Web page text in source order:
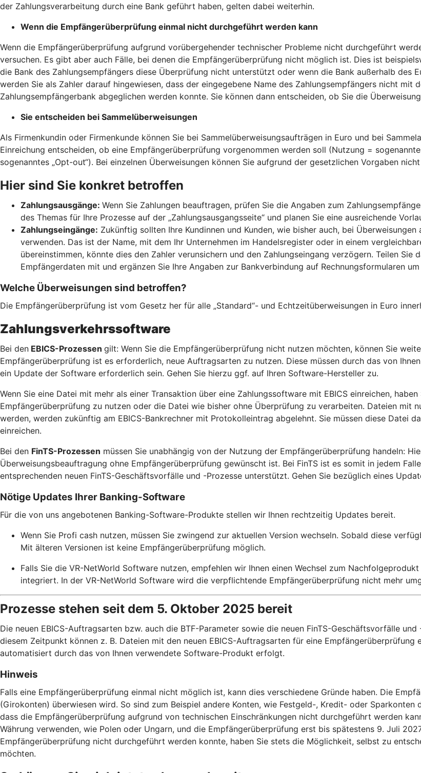
der Zahlungsverarbeitung durch eine Bank geführt haben, gelten dabei weiterhin.
Wenn die Empfängerüberprüfung einmal nicht durchgeführt werden kann
Wenn die Empfängerüberprüfung aufgrund vorübergehender technischer Probleme nicht durchgeführt
versuchen. Es gibt aber auch Fälle, bei denen die Empfängerüberprüfung nicht möglich ist. Dies ist
die Bank des Zahlungsempfängers diese Überprüfung nicht unterstützt oder wenn die Bank außerhalb des
werden Sie als Zahler darauf hingewiesen, dass der eingegebene Name des Zahlungsempfängers nicht mit
Zahlungsempfängerbank abgeglichen werden konnte. Sie können dann entscheiden, ob Sie die
Sie entscheiden bei Sammelüberweisungen
Als Firmenkundin oder Firmenkunde können Sie bei Sammelüberweisungsaufträgen in Euro und bei
Einreichung entscheiden, ob eine Empfängerüberprüfung vorgenommen werden soll (Nutzung =
sogenanntes „Opt-out“). Bei einzelnen Überweisungen können Sie aufgrund der gesetzlichen Vorgaben
Hier sind Sie konkret betroffen
Zahlungsausgänge: Wenn Sie Zahlungen beauftragen, prüfen Sie die Angaben zum
des Themas für Ihre Prozesse auf der „Zahlungsausgangsseite“ und planen Sie eine ausreichende
Zahlungseingänge: Zukünftig sollten Ihre Kundinnen und Kunden, wie bisher auch, bei
verwenden. Das ist der Name, mit dem Ihr Unternehmen im Handelsregister oder in einem
übereinstimmen, könnte dies den Zahler verunsichern und den Zahlungseingang verzögern. Teilen Sie
Empfängerdaten mit und ergänzen Sie Ihre Angaben zur Bankverbindung auf Rechnungsformularen
Welche Überweisungen sind betroffen?
Die Empfängerüberprüfung ist vom Gesetz her für alle „Standard“- und Echtzeitüberweisungen in Euro
Zahlungsverkehrssoftware
Bei den EBICS-Prozessen gilt: Wenn Sie die Empfängerüberprüfung nicht nutzen möchten, können Sie
Empfängerüberprüfung ist es erforderlich, neue Auftragsarten zu nutzen. Diese müssen durch das von
ein Update der Software erforderlich sein. Gehen Sie hierzu ggf. auf Ihren Software-Hersteller zu.
Wenn Sie eine Datei mit mehr als einer Transaktion über eine Zahlungssoftware mit EBICS einreichen,
Empfängerüberprüfung zu nutzen oder die Datei wie bisher ohne Überprüfung zu verarbeiten. Dateien mit
werden, werden zukünftig am EBICS-Bankrechner mit Protokolleintrag abgelehnt. Sie müssen diese Datei
einreichen.
Bei den FinTS-Prozessen müssen Sie unabhängig von der Nutzung der Empfängerüberprüfung handeln:
Überweisungsbeauftragung ohne Empfängerüberprüfung gewünscht ist. Bei FinTS ist es somit in jedem
entsprechenden neuen FinTS-Geschäftsvorfälle und -Prozesse unterstützt. Gehen Sie bezüglich eines
Nötige Updates Ihrer Banking-Software
Für die von uns angebotenen Banking-Software-Produkte stellen wir Ihnen rechtzeitig Updates bereit.
Wenn Sie Profi cash nutzen, müssen Sie zwingend zur aktuellen Version wechseln. Sobald diese
Mit älteren Versionen ist keine Empfängerüberprüfung möglich.
Falls Sie die VR-NetWorld Software nutzen, empfehlen wir Ihnen einen Wechsel zum
integriert. In der VR-NetWorld Software wird die verpflichtende Empfängerüberprüfung nicht mehr
Prozesse stehen seit dem 5. Oktober 2025 bereit
Die neuen EBICS-Auftragsarten bzw. auch die BTF-Parameter sowie die neuen FinTS-Geschäftsvorfälle
diesem Zeitpunkt können z. B. Dateien mit den neuen EBICS-Auftragsarten für eine
automatisiert durch das von Ihnen verwendete Software-Produkt erfolgt.
Hinweis
Falls eine Empfängerüberprüfung einmal nicht möglich ist, kann dies verschiedene Gründe haben. Die
(Girokonten) überwiesen wird. So sind zum Beispiel andere Konten, wie Festgeld-, Kredit- oder Sparkonten
dass die Empfängerüberprüfung aufgrund von technischen Einschränkungen nicht durchgeführt werden
Währung verwenden, wie Polen oder Ungarn, und die Empfängerüberprüfung erst bis spätestens 9. Juli
Empfängerüberprüfung nicht durchgeführt werden konnte, haben Sie stets die Möglichkeit, selbst zu
möchten.